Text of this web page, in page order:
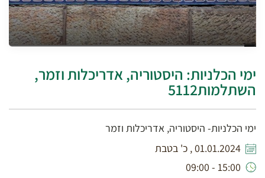
ימי הכלניות: היסטוריה, אדריכלות וזמר,
השתלמות5112
ימי הכלניות- היסטוריה, אדריכלות וזמר
01.01.2024 , כ' בטבת
15:00 - 09:00